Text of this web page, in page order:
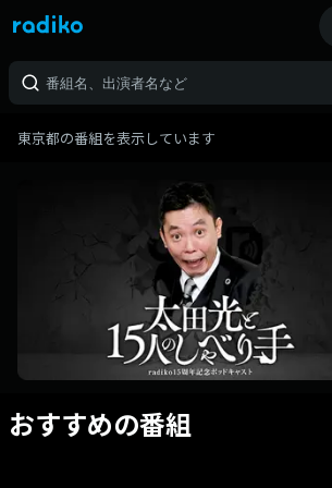
東京都の番組を表示しています
おすすめの番組